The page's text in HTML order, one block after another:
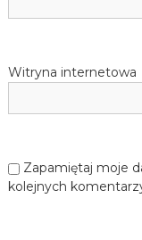
Witryna internetowa
Zapamiętaj moje
kolejnych